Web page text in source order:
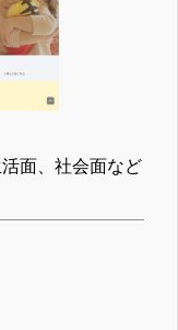
面、社会面など